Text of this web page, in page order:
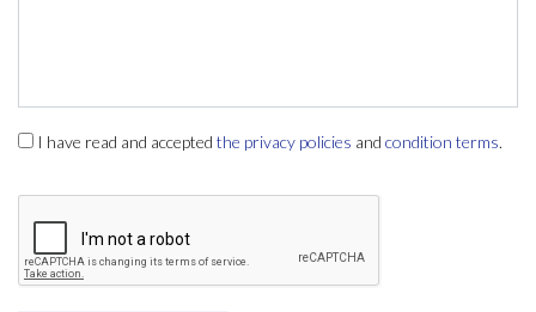
I have read and accepted the privacy policies and condition terms.